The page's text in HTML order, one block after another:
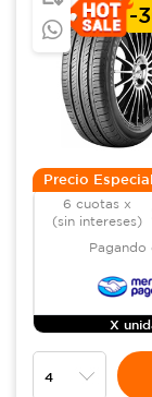
-
Precio
6 cuotas x
(sin intereses)
Pagando
X